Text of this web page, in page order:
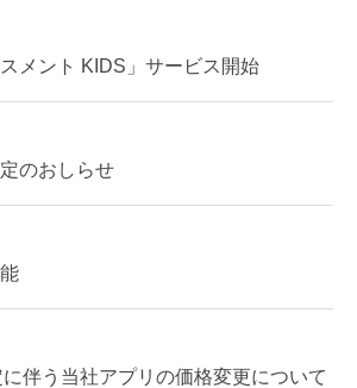
メント KIDS」サービス開始
のおしらせ
伴う当社アプリの価格変更について